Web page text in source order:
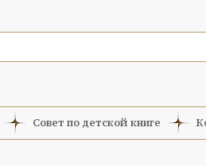
Совет по детской книге